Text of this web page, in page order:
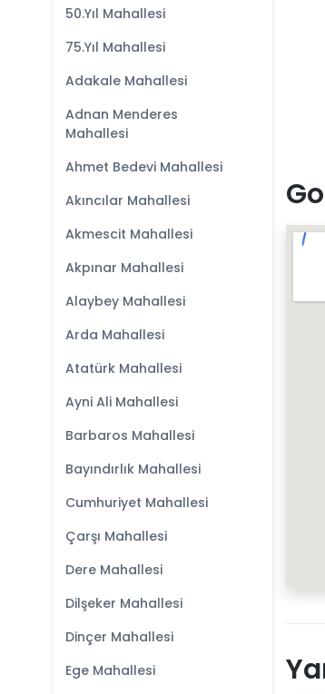
50.Yıl Mahallesi
75.Yıl Mahallesi
Adakale Mahallesi
Adnan Menderes
Mahallesi
Ahmet Bedevi Mahallesi
Akıncılar Mahallesi
Akmescit Mahallesi
Akpınar Mahallesi
Alaybey Mahallesi
Arda Mahallesi
Atatürk Mahallesi
Ayni Ali Mahallesi
Barbaros Mahallesi
Bayındırlık Mahallesi
Cumhuriyet Mahallesi
Çarşı Mahallesi
Dere Mahallesi
Dilşeker Mahallesi
Dinçer Mahallesi
Ege Mahallesi